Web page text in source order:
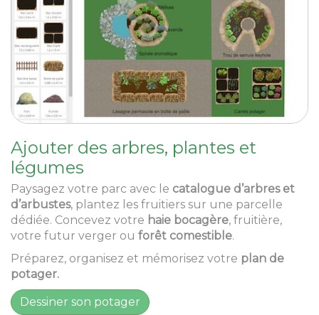
Ajouter des arbres, plantes et
légumes
Paysagez votre parc avec le catalogue d’arbres et
d’arbustes, plantez les fruitiers sur une parcelle
dédiée. Concevez votre haie bocagère, fruitière,
votre futur verger ou forêt comestible.
Préparez, organisez et mémorisez votre plan de
potager.
Dessiner son potager